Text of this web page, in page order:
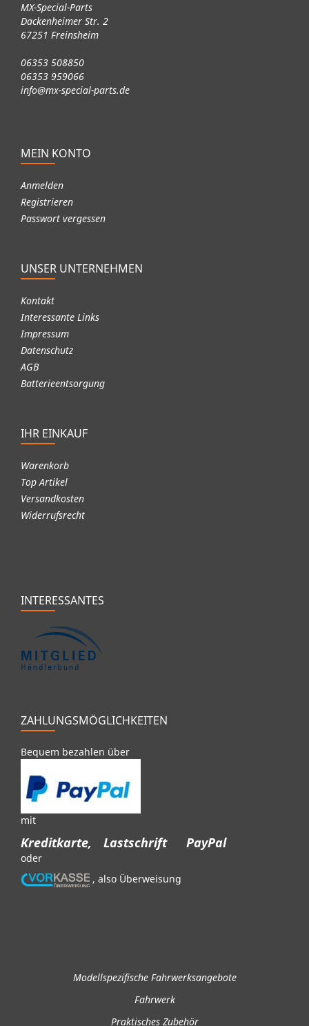
MX-Special-Parts
Dackenheimer Str. 2
67251 Freinsheim
06353 508850
06353 959066
info@mx-special-parts.de
MEIN KONTO
Anmelden
Registrieren
Passwort vergessen
UNSER UNTERNEHMEN
Kontakt
Interessante Links
Impressum
Datenschutz
AGB
Batterieentsorgung
IHR EINKAUF
Warenkorb
Top Artikel
Versandkosten
Widerrufsrecht
INTERESSANTES
ZAHLUNGSMÖGLICHKEITEN
Bequem bezahlen über
mit
Kreditkarte, Lastschrift PayPal
oder
, also Überweisung
Modellspezifische Fahrwerksangebote
Fahrwerk
Praktisches Zubehör